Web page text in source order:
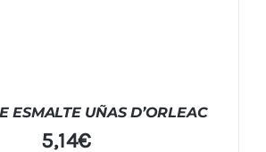
ESMALTE UÑAS D’ORLEAC
5,14€